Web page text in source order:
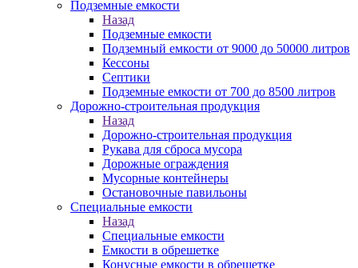
Подземные емкости
Назад
Подземные емкости
Подземный емкости от 9000 до 50000 литров
Кессоны
Септики
Подземные емкости от 700 до 8500 литров
Дорожно-строительная продукция
Назад
Дорожно-строительная продукция
Рукава для сброса мусора
Дорожные ограждения
Мусорные контейнеры
Остановочные павильоны
Специальные емкости
Назад
Специальные емкости
Емкости в обрешетке
Конусные емкости в обрешетке